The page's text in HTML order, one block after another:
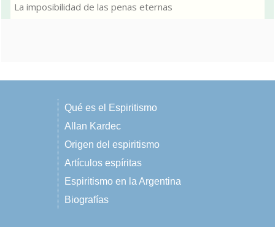
La imposibilidad de las penas eternas
Qué es el Espiritismo
Allan Kardec
Origen del espiritismo
Artículos espíritas
Espiritismo en la Argentina
Biografías